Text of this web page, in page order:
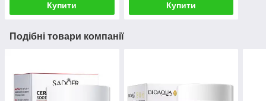
Купити Купити
Подібні товари компанії